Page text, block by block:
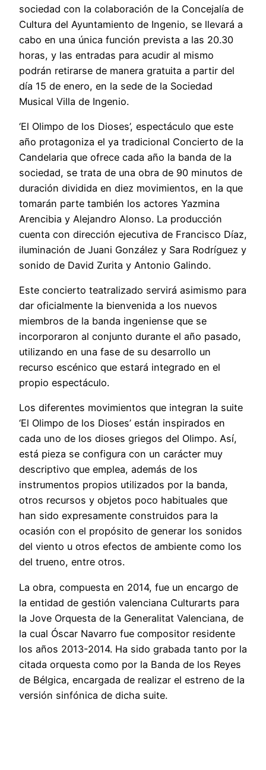
sociedad con la colaboración de la Concejalía de
Cultura del Ayuntamiento de Ingenio, se llevará a
cabo en una única función prevista a las 20.30
horas, y las entradas para acudir al mismo
podrán retirarse de manera gratuita a partir del
día 15 de enero, en la sede de la Sociedad
Musical Villa de Ingenio.
‘El Olimpo de los Dioses’, espectáculo que este
año protagoniza el ya tradicional Concierto de la
Candelaria que ofrece cada año la banda de la
sociedad, se trata de una obra de 90 minutos de
duración dividida en diez movimientos, en la que
tomarán parte también los actores Yazmina
Arencibia y Alejandro Alonso. La producción
cuenta con dirección ejecutiva de Francisco Díaz,
iluminación de Juani González y Sara Rodríguez y
sonido de David Zurita y Antonio Galindo.
Este concierto teatralizado servirá asimismo para
dar oficialmente la bienvenida a los nuevos
miembros de la banda ingeniense que se
incorporaron al conjunto durante el año pasado,
utilizando en una fase de su desarrollo un
recurso escénico que estará integrado en el
propio espectáculo.
Los diferentes movimientos que integran la suite
‘El Olimpo de los Dioses’ están inspirados en
cada uno de los dioses griegos del Olimpo. Así,
está pieza se configura con un carácter muy
descriptivo que emplea, además de los
instrumentos propios utilizados por la banda,
otros recursos y objetos poco habituales que
han sido expresamente construidos para la
ocasión con el propósito de generar los sonidos
del viento u otros efectos de ambiente como los
del trueno, entre otros.
La obra, compuesta en 2014, fue un encargo de
la entidad de gestión valenciana Culturarts para
la Jove Orquesta de la Generalitat Valenciana, de
la cual Óscar Navarro fue compositor residente
los años 2013-2014. Ha sido grabada tanto por la
citada orquesta como por la Banda de los Reyes
de Bélgica, encargada de realizar el estreno de la
versión sinfónica de dicha suite.